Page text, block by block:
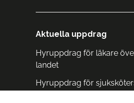
Aktuella uppdrag
Hyruppdrag för läkare
landet
Hyruppdrag för